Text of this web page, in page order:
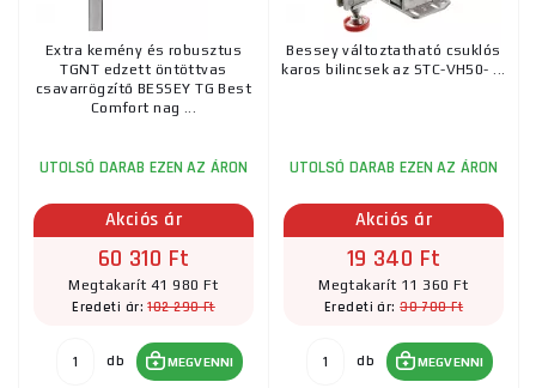
Extra kemény és robusztus
TGNT edzett öntöttvas
csavarrögzítő BESSEY TG Best
Comfort nag ...
UTOLSÓ DARAB EZEN AZ ÁRON
Akciós ár
60 310 Ft
Megtakarít 41 980 Ft
Eredeti ár:102 290 Ft
db MEGVENNI
Bessey változtatható csuklós
karos bilincsek az STC-VH50- ...
UTOLSÓ DARAB EZEN AZ ÁRON
Akciós ár
19 340 Ft
Megtakarít 11 360 Ft
Eredeti ár:30 700 Ft
db MEGVENNI